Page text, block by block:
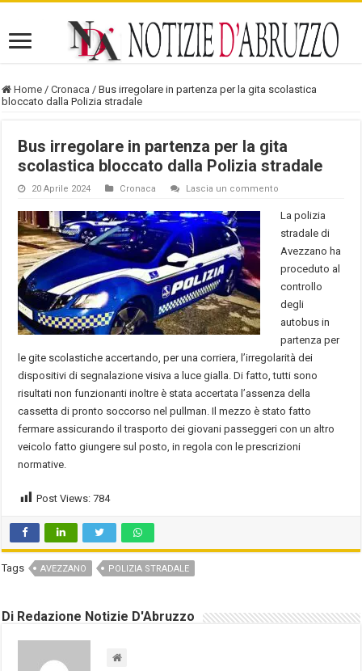
Home / Cronaca / Bus irregolare in partenza per la gita scolastica
bloccato dalla Polizia stradale
Bus irregolare in partenza per la gita
scolastica bloccato dalla Polizia stradale
20 Aprile 2024 Cronaca Lascia un commento
La polizia
stradale di
Avezzano ha
proceduto al
controllo
degli
autobus in
partenza per
le gite scolastiche accertando, per una corriera, l’irregolarità dei
dispositivi di segnalazione visiva a luce gialla. Di fatto, tutti sono
risultati non funzionanti inoltre è stata accertata l’assenza della
cassetta di pronto soccorso nel pullman. Il mezzo è stato fatto
fermare assicurando il trasporto dei giovani passeggeri con un altro
veicolo fatto giungere sul posto, in regola con le prescrizioni
normative.
Post Views: 784
Tags AVEZZANO POLIZIA STRADALE
Di Redazione Notizie D'Abruzzo